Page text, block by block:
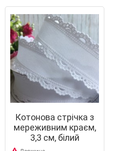
Котонова стрічка з
мереживним краєм,
3,3 см, білий